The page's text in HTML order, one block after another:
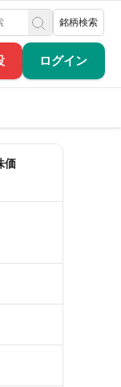
ログイン
銘柄検索
価